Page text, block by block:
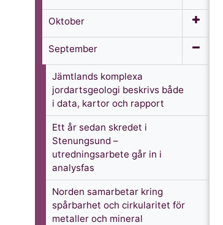
Oktober
September
Jämtlands komplexa
jordartsgeologi beskrivs både
i data, kartor och rapport
Ett år sedan skredet i
Stenungsund –
utredningsarbete går in i
analysfas
Norden samarbetar kring
spårbarhet och cirkularitet för
metaller och mineral